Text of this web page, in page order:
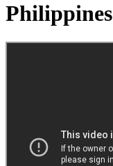
Philippines